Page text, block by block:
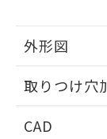
外形図
取りつけ穴
CAD
してい
り、
す。